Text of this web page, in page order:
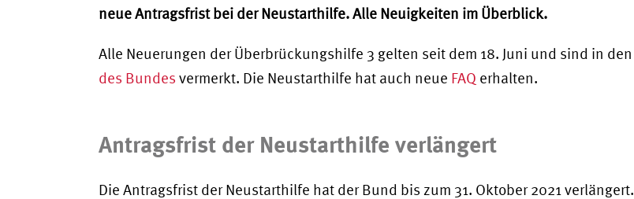
neue Antragsfrist bei der Neustarthilfe. Alle Neuigkeiten im Überblick.
Alle Neuerungen der Überbrückungshilfe 3 gelten seit dem 18. Juni und sind in den
des Bundes vermerkt. Die Neustarthilfe hat auch neue FAQ erhalten.
Antragsfrist der Neustarthilfe verlängert
Die Antragsfrist der Neustarthilfe hat der Bund bis zum 31. Oktober 2021 verlängert.